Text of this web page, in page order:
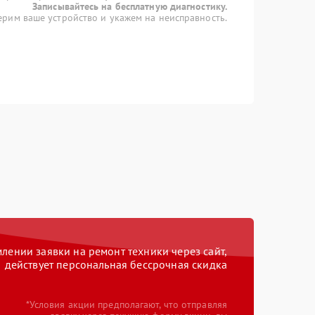
Записывайтесь на бесплатную диагностику.
ваше устройство и укажем на неисправность.
заявки на ремонт техники через сайт,
действует персональная бессрочная скидка
*Условия акции предполагают, что отправляя